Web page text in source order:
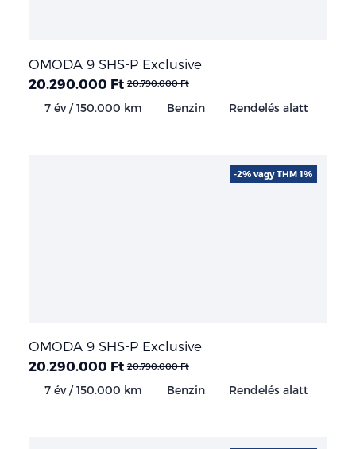
OMODA 9 SHS-P Exclusive
20.290.000 Ft 20.790.000 Ft
7 év / 150.000 km Benzin Rendelés alatt
OMODA 9 SHS-P Exclusive
20.290.000 Ft 20.790.000 Ft
7 év / 150.000 km Benzin Rendelés alatt
-2% vagy THM 1%